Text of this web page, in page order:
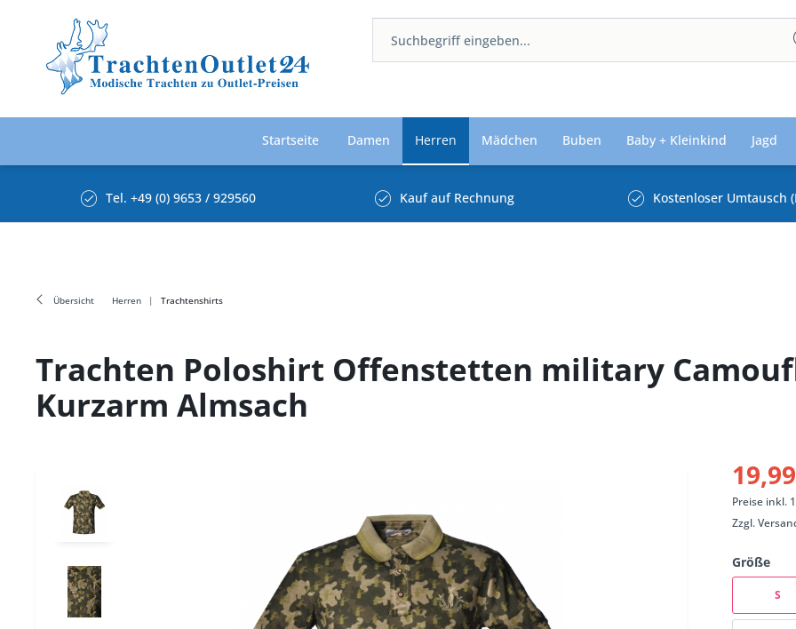
Startseite Damen Herren Mädchen Buben Baby + Kleinkind Jagd
Tel. +49 (0) 9653 / 929560 Kauf auf Rechnung Kostenloser Umtausch
Übersicht Herren Trachtenshirts
Trachten Poloshirt Offenstetten military
Kurzarm Almsach
Preise inkl.
Zzgl.
Größe
S